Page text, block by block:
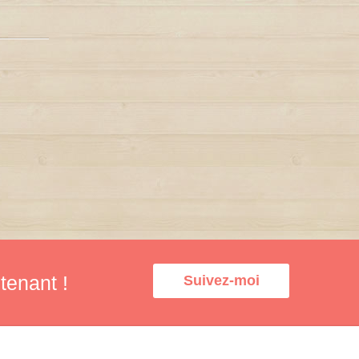
Suivez-moi
!